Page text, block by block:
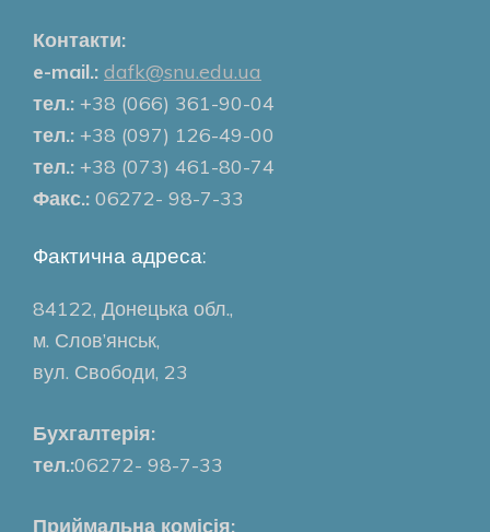
Контакти:
e-mail.: dafk@snu.edu.ua
тел.: +38 (066) 361-90-04
тел.: +38 (097) 126-49-00
тел.: +38 (073) 461-80-74
Факс.: 06272- 98-7-33
Фактична адреса:
84122, Донецька обл.,
м. Слов’янськ,
вул. Свободи, 23
Бухгалтерія:
тел.:06272- 98-7-33
Приймальна комісія: